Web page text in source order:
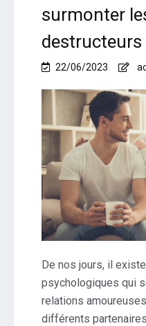
surmonter
destructeurs
22/06/2023
De nos jours, il
psychologiques qui
relations
différents